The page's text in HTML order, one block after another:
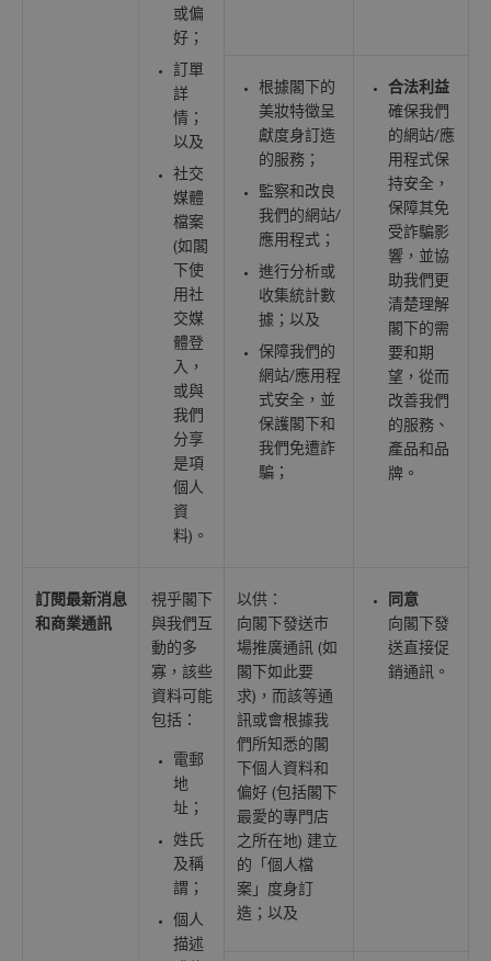
或偏
好；
訂單
詳
情；
以及
社交
媒體
檔案
(如閣
下使
用社
交媒
體登
入，
或與
我們
分享
是項
個人
資
料)。
根據閣下的
美妝特徵呈
獻度身訂造
的服務；
監察和改良
我們的網站/
應用程式；
進行分析或
收集統計數
據；以及
保障我們的
網站/應用程
式安全，並
保護閣下和
我們免遭詐
騙；
合法利益
確保我們
的網站/應
用程式保
持安全，
保障其免
受詐騙影
響，並協
助我們更
清楚理解
閣下的需
要和期
望，從而
改善我們
的服務、
產品和品
牌。
訂閱最新消息
和商業通訊
視乎閣下
與我們互
動的多
寡，該些
資料可能
包括：
電郵
地
址；
姓氏
及稱
謂；
個人
描述
以供：
向閣下發送市
場推廣通訊 (如
閣下如此要
求)，而該等通
訊或會根據我
們所知悉的閣
下個人資料和
偏好 (包括閣下
最愛的專門店
之所在地) 建立
的「個人檔
案」度身訂
造；以及
同意
向閣下發
送直接促
銷通訊。